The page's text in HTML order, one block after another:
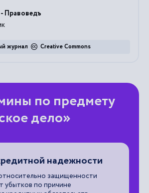
Правоведъ
Creative Commons
журнал
по предмету
дело»
надежности
защищенности
убытков по причине